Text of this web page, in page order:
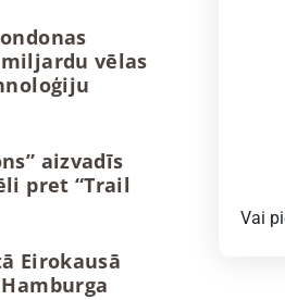
vēlas
aizvadīs
pret “Trail
Eirokausā
Vai